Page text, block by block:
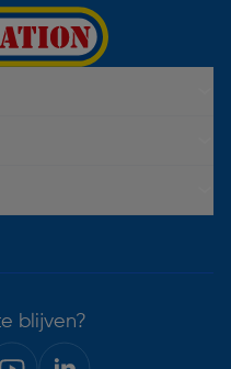
blijven?